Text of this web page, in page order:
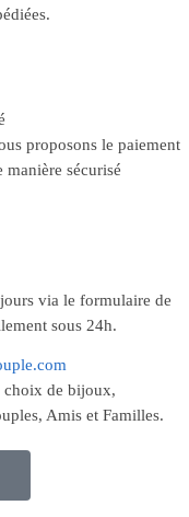
proposons le paiement
manière sécurisé
via le formulaire de
sous 24h.
choix de bijoux,
Amis et Familles.